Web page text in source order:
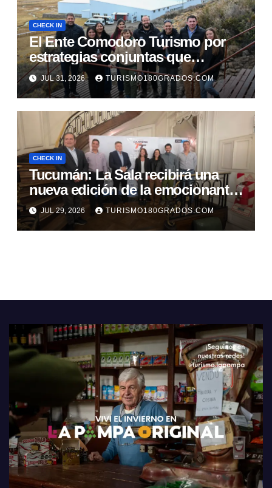
CHECK IN
El Ente Comodoro Turismo por
estrategias conjuntas que
fortalezcan la actividad en la
región
JUL 31, 2026 TURISMO180GRADOS.COM
CHECK IN
Tucumán: La Sala recibirá una
nueva edición de la emocionante
Carrera TT
JUL 29, 2026 TURISMO180GRADOS.COM